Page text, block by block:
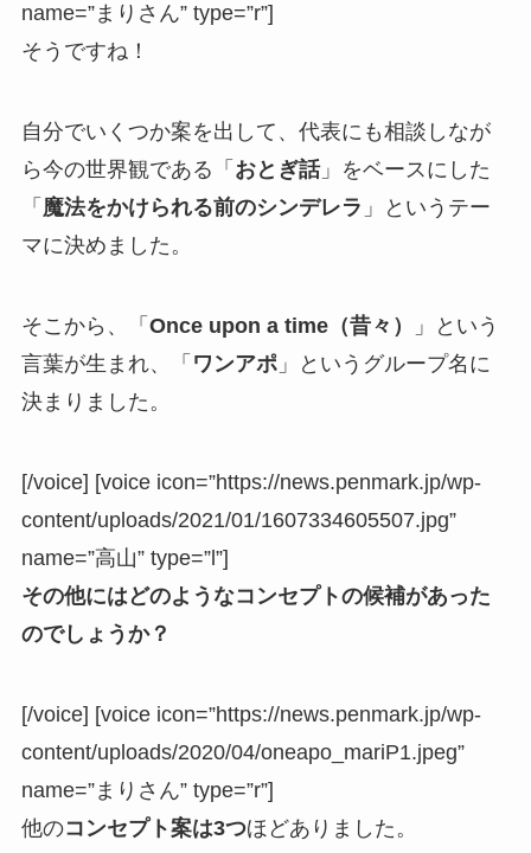
name=”まりさん” type=”r”]
そうですね！
自分でいくつか案を出して、代表にも相談しなが
ら今の世界観である「 おとぎ話」をベースにした
「 魔法をかけられる前のシンデレラ 」というテー
マに決めました。
そこから、「 Once upon a time（昔々）
」という
言葉が生まれ、「 ワンアポ」というグループ名に
決まりました。
[/voice] [voice icon=”https://news.penmark.jp/wp-
content/uploads/2021/01/1607334605507.jpg”
name=”高山” type=”l”]
その他にはどのようなコンセプトの候補があった
のでしょうか？
[/voice] [voice icon=”https://news.penmark.jp/wp-
content/uploads/2020/04/oneapo_mariP1.jpeg”
name=”まりさん” type=”r”]
他のコンセプト案は3つほどありました。